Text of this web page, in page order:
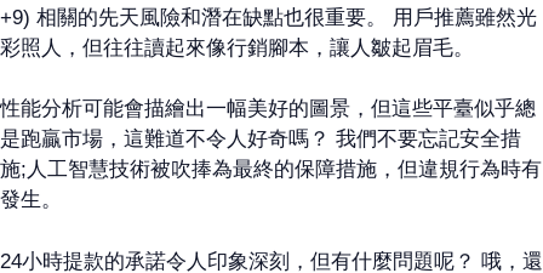
+9) 相關的先天風險和潛在缺點也很重要。 用戶推薦雖然光
彩照人，但往往讀起來像行銷腳本，讓人皺起眉毛。
性能分析可能會描繪出一幅美好的圖景，但這些平臺似乎總
是跑贏市場，這難道不令人好奇嗎？ 我們不要忘記安全措
施;人工智慧技術被吹捧為最終的保障措施，但違規行為時有
發生。
24小時提款的承諾令人印象深刻，但有什麼問題呢？ 哦，還